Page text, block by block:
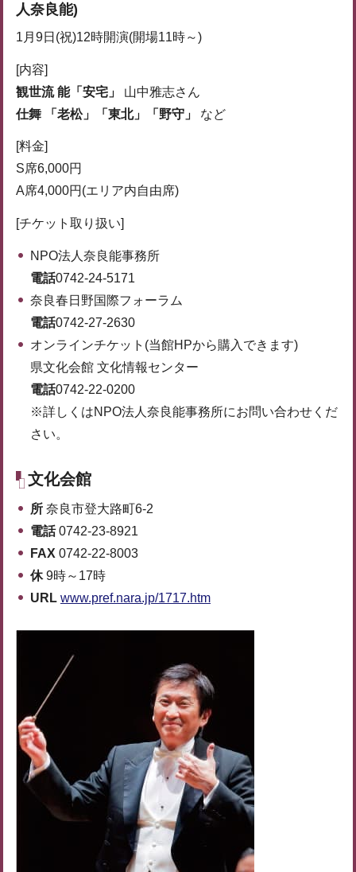
人奈良能)
1月9日(祝)12時開演(開場11時～)
[内容]
観世流 能「安宅」
山中雅志さん
仕舞 「老松」「東北」「野守」
など
[料金]
S席6,000円
A席4,000円(エリア内自由席)
[チケット取り扱い]
NPO法人奈良能事務所
電話0742-24-5171
奈良春日野国際フォーラム
電話0742-27-2630
オンラインチケット(当館HPから購入できます)
県文化会館 文化情報センター
電話0742-22-0200
※詳しくはNPO法人奈良能事務所にお問い合わせくだ
さい。
文化会館
所 奈良市登大路町6-2
電話0742-23-8921
FAX 0742-22-8003
休9時～17時
URL www.pref.nara.jp/1717.htm